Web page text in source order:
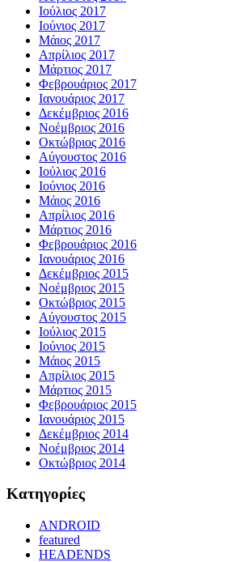
Ιούλιος 2017
Ιούνιος 2017
Μάιος 2017
Απρίλιος 2017
Μάρτιος 2017
Φεβρουάριος 2017
Ιανουάριος 2017
Δεκέμβριος 2016
Νοέμβριος 2016
Οκτώβριος 2016
Αύγουστος 2016
Ιούλιος 2016
Ιούνιος 2016
Μάιος 2016
Απρίλιος 2016
Μάρτιος 2016
Φεβρουάριος 2016
Ιανουάριος 2016
Δεκέμβριος 2015
Νοέμβριος 2015
Οκτώβριος 2015
Αύγουστος 2015
Ιούλιος 2015
Ιούνιος 2015
Μάιος 2015
Απρίλιος 2015
Μάρτιος 2015
Φεβρουάριος 2015
Ιανουάριος 2015
Δεκέμβριος 2014
Νοέμβριος 2014
Οκτώβριος 2014
Kατηγορίες
ANDROID
featured
HEADENDS